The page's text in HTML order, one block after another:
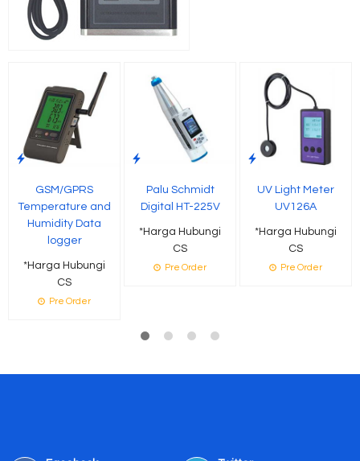
GSM/GPRS
Temperature and
Humidity Data
logger
*Harga Hubungi
CS
Pre Order
Palu Schmidt
Digital HT-225V
*Harga Hubungi
CS
Pre Order
UV Light Meter
UV126A
*Harga Hubungi
CS
Pre Order